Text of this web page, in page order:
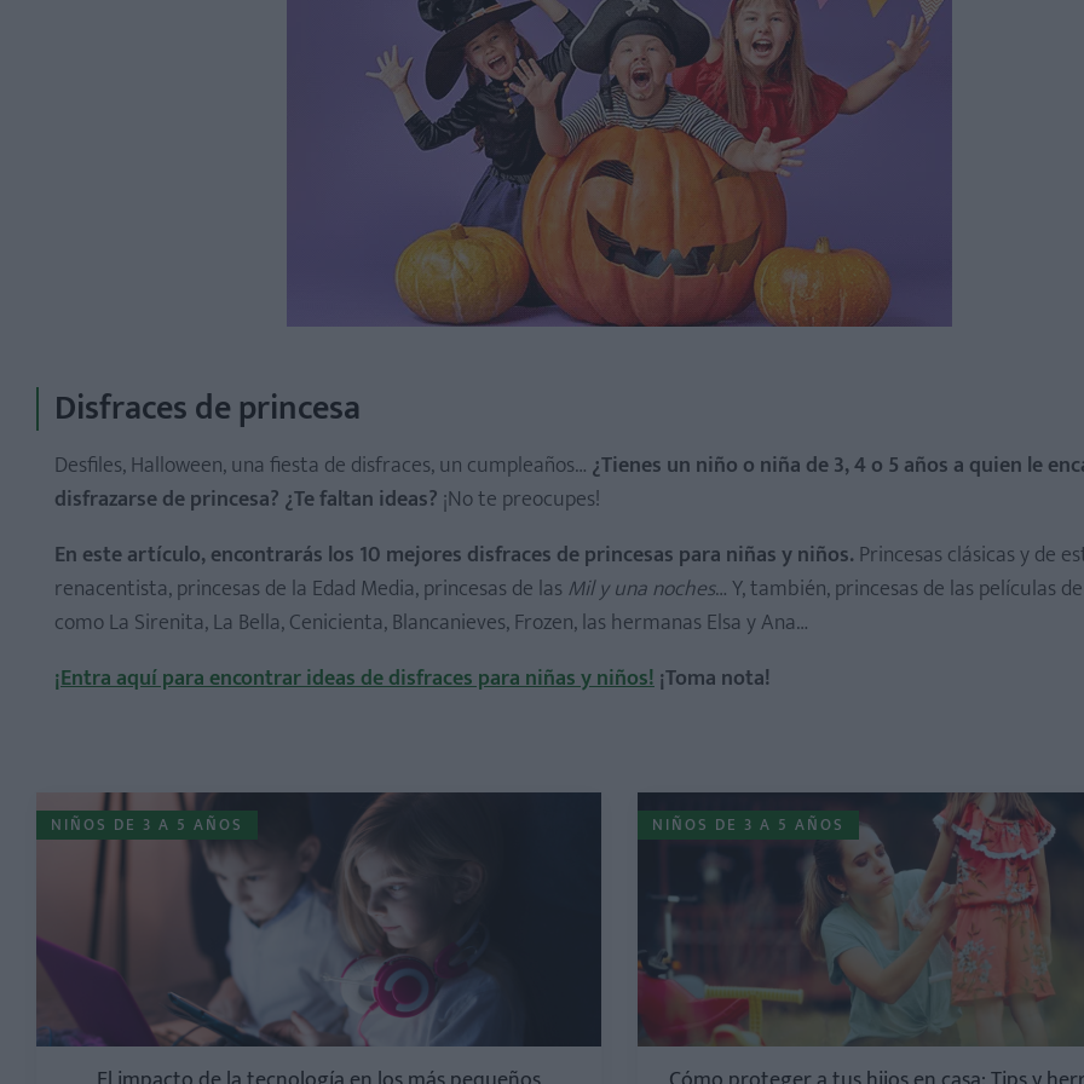
Disfraces de princesa
Desfiles, Halloween, una fiesta de disfraces, un cumpleaños… ¿Tienes un niño o niña de 3, 4 o 5 años a quien le
disfrazarse de princesa? ¿Te faltan ideas? ¡No te preocupes!
En este artículo, encontrarás los 10 mejores disfraces de princesas para niñas y niños. Princesas clásicas y de
renacentista, princesas de la Edad Media, princesas de las Mil y una noches… Y, también, princesas de las películas
como La Sirenita, La Bella, Cenicienta, Blancanieves, Frozen, las hermanas Elsa y Ana…
¡Entra aquí para encontrar ideas de disfraces para niñas y niños!¡Toma nota!
NIÑOS DE 3 A 5 AÑOS NIÑOS DE 3 A 5 AÑOS